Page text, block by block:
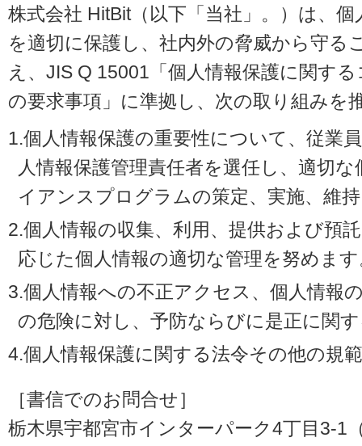
株式会社 HitBit（以下「当社」。）は、
を適切に保護し、社内外の脅威から守る
え、JIS Q 15001「個人情報保護に関す
の要求事項」に準拠し、次の取り組みを
1.個人情報保護の重要性について、従業
人情報保護管理責任者を選任し、適切
イアンスプログラムの策定、実施、維
2.個人情報の収集、利用、提供および預
応じた個人情報の適切な管理を努めま
3.個人情報への不正アクセス、個人情報
の危険に対し、予防ならびに是正に関
4.個人情報保護に関する法令その他の規
［書信でのお問合せ］
栃木県宇都宮市インターパーク4丁目3-1